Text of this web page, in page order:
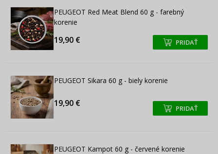
PEUGEOT Red Meat Blend 60 g - farebný
korenie
19,90 € +
+ PRIDAŤ
PEUGEOT Sikara 60 g - biely korenie
19,90 € +
+ PRIDAŤ
PEUGEOT Kampot 60 g - červené korenie